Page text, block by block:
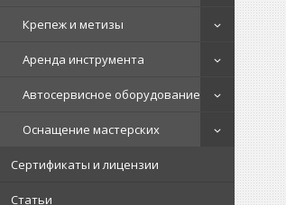
Крепеж и метизы
Аренда инструмента
Автосервисное оборудование
Оснащение мастерских
Сертификаты и лицензии
Статьи